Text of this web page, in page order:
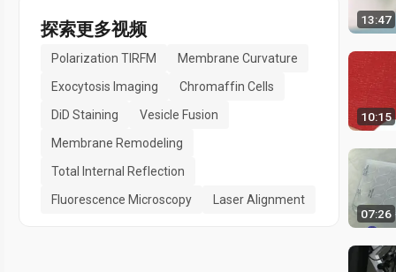
探索更多视频
Polarization TIRFM
Membrane Curvature
Exocytosis Imaging
Chromaffin Cells
DiD Staining
Vesicle Fusion
Membrane Remodeling
Total Internal Reflection
Fluorescence Microscopy
Laser Alignment
13:47
10:15
07:26